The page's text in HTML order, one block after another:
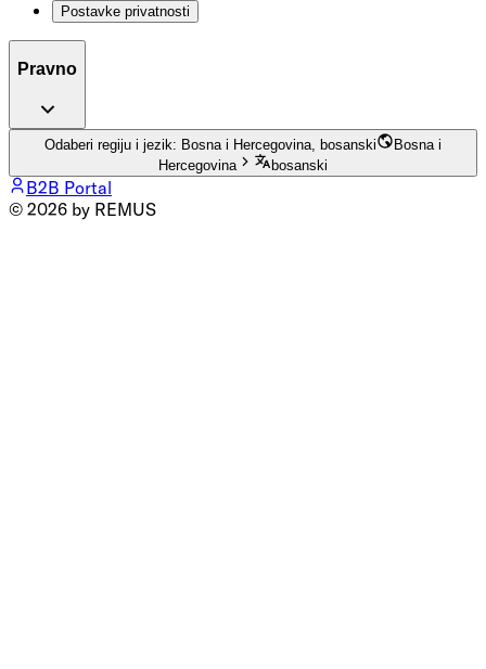
Postavke privatnosti
Pravno
Odaberi regiju i jezik: Bosna i Hercegovina, bosanski
Bosna i
Hercegovina
bosanski
B2B Portal
© 2026 by REMUS